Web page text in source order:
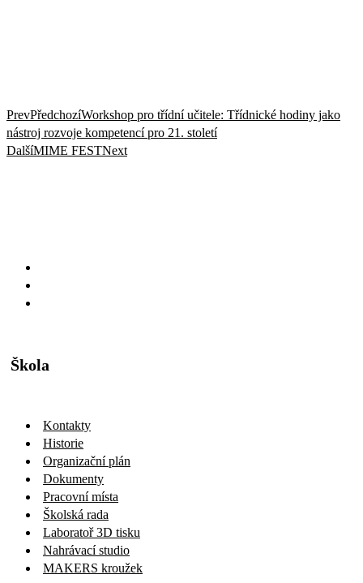
PrevPředchozíWorkshop pro třídní učitele: Třídnické hodiny jako
nástroj rozvoje kompetencí pro 21. století
DalšíMIME FESTNext
Škola
Kontakty
Historie
Organizační plán
Dokumenty
Pracovní místa
Školská rada
Laboratoř 3D tisku
Nahrávací studio
MAKERS kroužek